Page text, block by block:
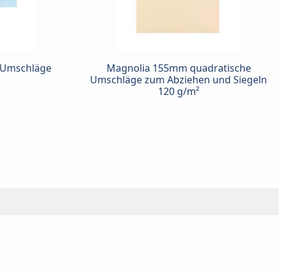
Magnolia 155mm quadratische
Umschläge zum Abziehen und Siegeln
120 g/m²